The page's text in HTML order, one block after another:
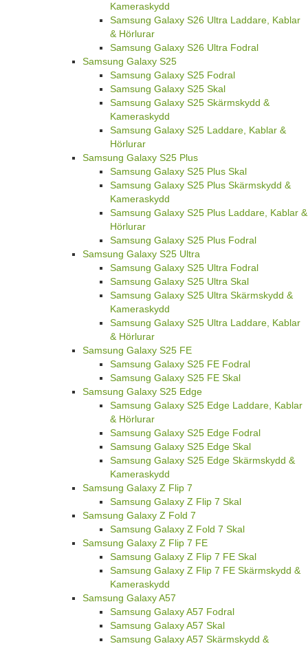
Kameraskydd
Samsung Galaxy S26 Ultra Laddare, Kablar
& Hörlurar
Samsung Galaxy S26 Ultra Fodral
Samsung Galaxy S25
Samsung Galaxy S25 Fodral
Samsung Galaxy S25 Skal
Samsung Galaxy S25 Skärmskydd &
Kameraskydd
Samsung Galaxy S25 Laddare, Kablar &
Hörlurar
Samsung Galaxy S25 Plus
Samsung Galaxy S25 Plus Skal
Samsung Galaxy S25 Plus Skärmskydd &
Kameraskydd
Samsung Galaxy S25 Plus Laddare, Kablar &
Hörlurar
Samsung Galaxy S25 Plus Fodral
Samsung Galaxy S25 Ultra
Samsung Galaxy S25 Ultra Fodral
Samsung Galaxy S25 Ultra Skal
Samsung Galaxy S25 Ultra Skärmskydd &
Kameraskydd
Samsung Galaxy S25 Ultra Laddare, Kablar
& Hörlurar
Samsung Galaxy S25 FE
Samsung Galaxy S25 FE Fodral
Samsung Galaxy S25 FE Skal
Samsung Galaxy S25 Edge
Samsung Galaxy S25 Edge Laddare, Kablar
& Hörlurar
Samsung Galaxy S25 Edge Fodral
Samsung Galaxy S25 Edge Skal
Samsung Galaxy S25 Edge Skärmskydd &
Kameraskydd
Samsung Galaxy Z Flip 7
Samsung Galaxy Z Flip 7 Skal
Samsung Galaxy Z Fold 7
Samsung Galaxy Z Fold 7 Skal
Samsung Galaxy Z Flip 7 FE
Samsung Galaxy Z Flip 7 FE Skal
Samsung Galaxy Z Flip 7 FE Skärmskydd &
Kameraskydd
Samsung Galaxy A57
Samsung Galaxy A57 Fodral
Samsung Galaxy A57 Skal
Samsung Galaxy A57 Skärmskydd &